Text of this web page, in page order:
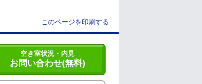
このページを印刷する
空き室状況・内見
お問い合わせ(無料)